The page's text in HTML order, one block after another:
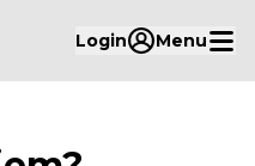
Login Menu